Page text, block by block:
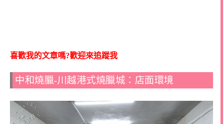
喜歡我的文章嗎?歡迎來追蹤我
中和燒臘-川越港式燒臘城：店面環境